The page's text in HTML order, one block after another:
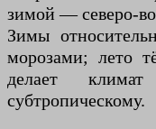
зимой — северо-
Зимы
морозами; лето
делает
субтропическому.